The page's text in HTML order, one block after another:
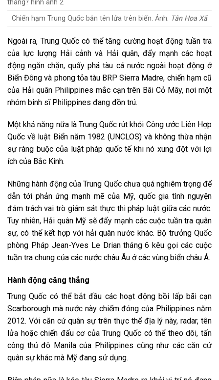
Chiến hạm Trung Quốc bắn tên lửa trên biển. Ảnh: Tân Hoa Xã
Ngoài ra, Trung Quốc có thể tăng cường hoạt động tuần tra
của lực lượng Hải cảnh và Hải quân, đẩy mạnh các hoạt
động ngăn chặn, quấy phá tàu cá nước ngoài hoạt động ở
Biển Đông và phong tỏa tàu BRP Sierra Madre, chiến hạm cũ
của Hải quân Philippines mắc cạn trên Bãi Cỏ Mây, nơi một
nhóm binh sĩ Philippines đang đồn trú.
Một khả năng nữa là Trung Quốc rút khỏi Công ước Liên Hợp
Quốc về luật Biển năm 1982 (UNCLOS) và không thừa nhận
sự ràng buộc của luật pháp quốc tế khi nó xung đột với lợi
ích của Bắc Kinh.
Những hành động của Trung Quốc chưa quá nghiêm trọng để
dẫn tới phản ứng mạnh mẽ của Mỹ, quốc gia tình nguyện
đảm trách vai trò giám sát thực thi pháp luật giữa các nước.
Tuy nhiên, Hải quân Mỹ sẽ đẩy mạnh các cuộc tuần tra quân
sự, có thể kết hợp với hải quân nước khác. Bộ trưởng Quốc
phòng Pháp Jean-Yves Le Drian tháng 6 kêu gọi các cuộc
tuần tra chung của các nước châu Âu ở các vùng biển châu Á.
Hành động căng thẳng
Trung Quốc có thể bắt đầu các hoạt động bồi lấp bãi cạn
Scarborough mà nước này chiếm đóng của Philippines năm
2012. Với căn cứ quân sự trên thực thể địa lý này, radar, tên
lửa hoặc chiến đấu cơ của Trung Quốc có thể theo dõi, tấn
công thủ đô Manila của Philippines cũng như các căn cứ
quân sự khác mà Mỹ đang sử dụng.